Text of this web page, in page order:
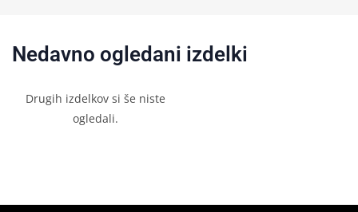
Nedavno ogledani izdelki
Drugih izdelkov si še niste
ogledali.